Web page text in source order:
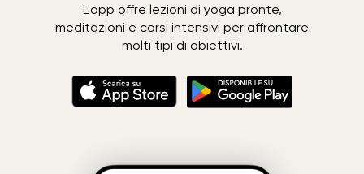
L'app offre lezioni di yoga pronte,
meditazioni e corsi intensivi per affrontare
molti tipi di obiettivi.